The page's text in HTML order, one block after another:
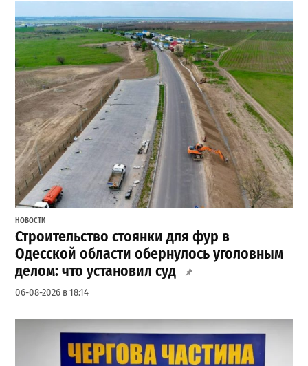
НОВОСТИ
Строительство стоянки для фур в
Одесской области обернулось уголовным
делом: что установил суд
06-08-2026 в 18:14